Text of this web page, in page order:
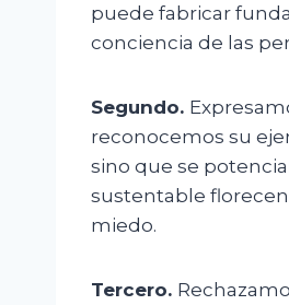
puede fabricar
conciencia de las
Segundo.
reconocemos su
sino que se
sustentable
miedo.
Tercero.